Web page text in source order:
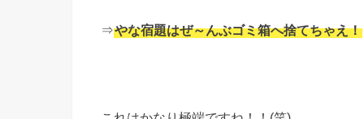
⇒やな宿題はぜ～んぶゴミ箱へ捨てちゃえ！